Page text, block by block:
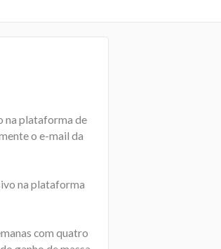
na plataforma de
o e-mail da
na plataforma
com quatro